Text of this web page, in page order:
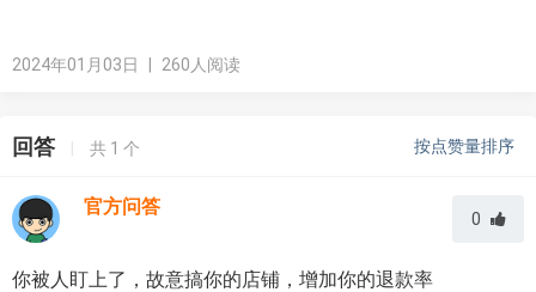
2024年01月03日 260人阅读
回答 | 共 1 个 按点赞量排序
官方问答
0
你被人盯上了，故意搞你的店铺，增加你的退款率